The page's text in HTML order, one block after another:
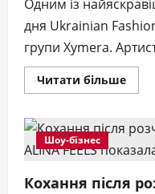
Одним із
дня Ukrainian
групи Xymera.
Читати більше
про
на
Шоу-бізнес
Кохання після